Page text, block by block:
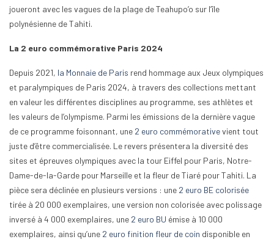
joueront avec les vagues de la plage de Teahupo’o sur l’île
polynésienne de Tahiti.
La 2 euro commémorative Paris 2024
Depuis 2021, la Monnaie de Paris rend hommage aux Jeux olympiques
et paralympiques de Paris 2024, à travers des collections mettant
en valeur les différentes disciplines au programme, ses athlètes et
les valeurs de l’olympisme. Parmi les émissions de la dernière vague
de ce programme foisonnant, une 2 euro commémorativevient tout
juste d’être commercialisée. Le revers présentera la diversité des
sites et épreuves olympiques avec la tour Eiffel pour Paris, Notre-
Dame-de-la-Garde pour Marseille et la fleur de Tiaré pour Tahiti. La
pièce sera déclinée en plusieurs versions : une 2 euro BE colorisée
tirée à 20 000 exemplaires, une version non colorisée avec polissage
inversé à 4 000 exemplaires, une 2 euro BU émise à 10 000
exemplaires, ainsi qu’une 2 euro finition fleur de coin disponible en